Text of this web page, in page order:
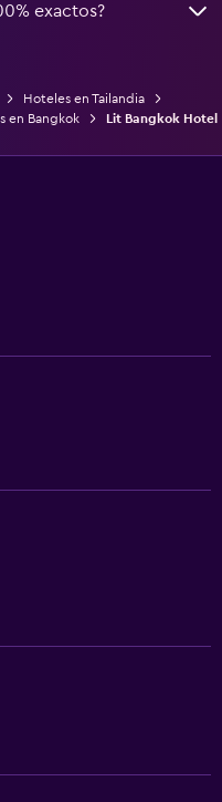
exactos?
Hoteles en Tailandia
en Bangkok Lit Bangkok Hotel